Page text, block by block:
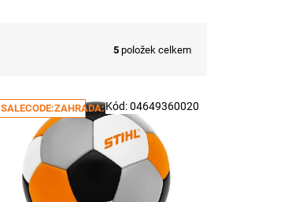
5 položek celkem
SALECODE:ZAHRADA:5:%
Kód:04649360020